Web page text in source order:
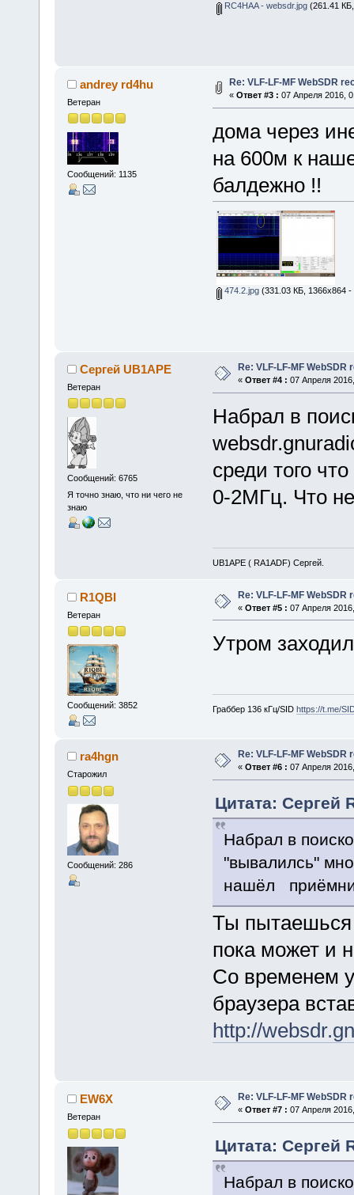
RC4HAA - websdr.jpg(261.41 КБ,
andrey rd4hu
Ветеран
Сообщений: 1135
Re: VLF-LF-MF WebSDR
« Ответ #3 : 07 Апреля 2016,
дома через
на 600м к
балдежно !!
474.2.jpg(331.03 КБ, 1366x864 -
Сергей UB1APE
Ветеран
Сообщений: 6765
Я точно знаю, что ни чего не
знаю
Re: VLF-LF-MF
« Ответ #4 : 07 Апреля
Набрал в
среди того
0-2МГц. Что
UB1APE ( RA1ADF) Сергей.
R1QBI
Ветеран
Сообщений: 3852
Re: VLF-LF-MF
« Ответ #5 : 07 Апреля
Утром
Граббер 136 кГц/SID https://t.me/
ra4hgn
Старожил
Сообщений: 286
Re: VLF-LF-MF
« Ответ #6 : 07 Апреля
Цитата: Сергей
Набрал в
"вывалилсь"
нашёл
Ты пытаешься
пока может и
Со временем
браузера
http://
EW6X
Ветеран
Re: VLF-LF-MF
« Ответ #7 : 07 Апреля
Цитата: Сергей
Набрал в